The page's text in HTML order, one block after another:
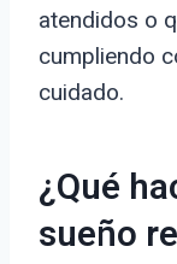
atendidos o
cumpliendo
cuidado.
¿Qué
sueño